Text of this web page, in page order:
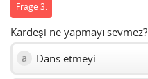
Frage 3:
Kardeşi ne yapmayı sevmez?
a Dans etmeyi